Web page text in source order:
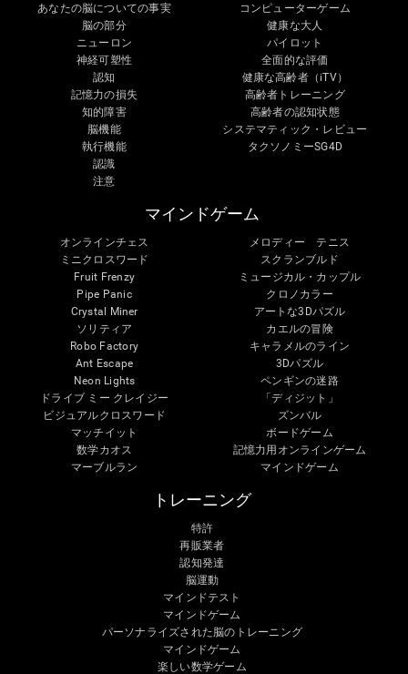
あなたの脳についての事実
脳の部分
ニューロン
神経可塑性
認知
記憶力の損失
知的障害
脳機能
執行機能
認識
注意
コンピューターゲーム
健康な大人
パイロット
全面的な評価
健康な高齢者（iTV）
高齢者トレーニング
高齢者の認知状態
システマティック・レビュー
タクソノミーSG4D
マインドゲーム
オンラインチェス
ミニクロスワード
Fruit Frenzy
Pipe Panic
Crystal Miner
ソリティア
Robo Factory
Ant Escape
Neon Lights
ドライブ ミー クレイジー
ビジュアルクロスワード
マッチイット
数学カオス
マーブルラン
メロディー テニス
スクランブルド
ミュージカル・カップル
クロノカラー
アートな3Dパズル
カエルの冒険
キャラメルのライン
3Dパズル
ペンギンの迷路
「ディジット」
ズンバル
ボードゲーム
記憶力用オンラインゲーム
マインドゲーム
トレーニング
特許
再販業者
認知発達
脳運動
マインドテスト
マインドゲーム
パーソナライズされた脳のトレーニング
マインドゲーム
楽しい数学ゲーム